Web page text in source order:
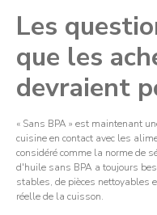
Les
que les
devraient
« Sans BPA » est maintenant
cuisine en contact avec les
considéré comme la norme de
d'huile sans BPA a toujours
stables, de pièces nettoyables
réelle de la cuisson.